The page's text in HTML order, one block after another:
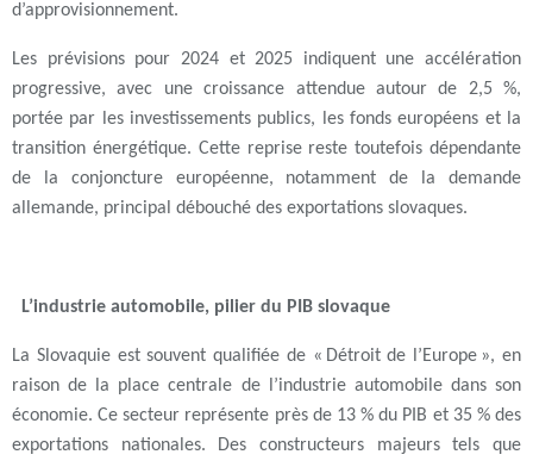
d’approvisionnement.
Les prévisions pour 2024 et 2025 indiquent une accélération
progressive, avec une croissance attendue autour de 2,5 %,
portée par les investissements publics, les fonds européens et la
transition énergétique. Cette reprise reste toutefois dépendante
de la conjoncture européenne, notamment de la demande
allemande, principal débouché des exportations slovaques.
L’industrie automobile, pilier du PIB slovaque
La Slovaquie est souvent qualifiée de « Détroit de l’Europe », en
raison de la place centrale de l’industrie automobile dans son
économie. Ce secteur représente près de 13 % du PIB et 35 % des
exportations nationales. Des constructeurs majeurs tels que